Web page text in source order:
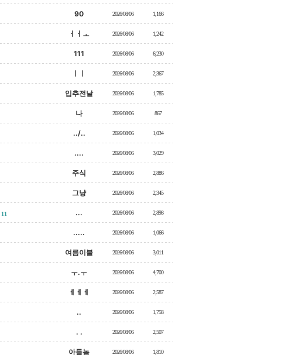
90 2026/08/06 1,166
ㅓㅓㅗ 2026/08/06 1,242
111 2026/08/06 6,230
ㅣㅣ 2026/08/06 2,367
입추전날 2026/08/06 1,785
나 2026/08/06 867
../.. 2026/08/06 1,034
.... 2026/08/06 3,029
주식 2026/08/06 2,886
그냥 2026/08/06 2,345
11 ... 2026/08/06 2,898
..... 2026/08/06 1,066
여름이불 2026/08/06 3,011
ㅜ.ㅜ 2026/08/06 4,700
ㅔㅔㅔ 2026/08/06 2,587
.. 2026/08/06 1,758
. . 2026/08/06 2,507
아들놈 2026/08/06 1,810